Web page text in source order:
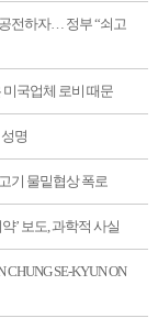
공전하자… 정부 “쇠고
미국업체 로비 때문
명
기 물밑협상 폭로
’ 보도, 과학적 사실
SE-KYUN ON